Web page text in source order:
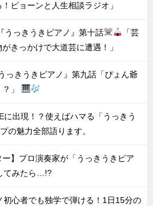
ピョーンと人生相談ラジオ」
『うっきうきピアノ』第十話
「芸
きっかけで大道芸に遭遇！」
っきうきピアノ』第九話「ぴょん爺
」
に出現！？使えばハマる「うっきう
の魅力全部語ります。
ー】プロ演奏家が「うっきうきピア
てみたら…!?
初心者でも独学で弾ける！1日15分の